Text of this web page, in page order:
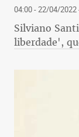
04:00 - 22/04/2022
Silviano
liberdade',